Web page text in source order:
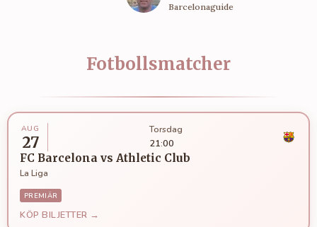
Barcelonaguide
Fotbollsmatcher
AUG
27
Torsdag
21:00
FC Barcelona vs Athletic Club
La Liga
PREMIÄR
KÖP BILJETTER →